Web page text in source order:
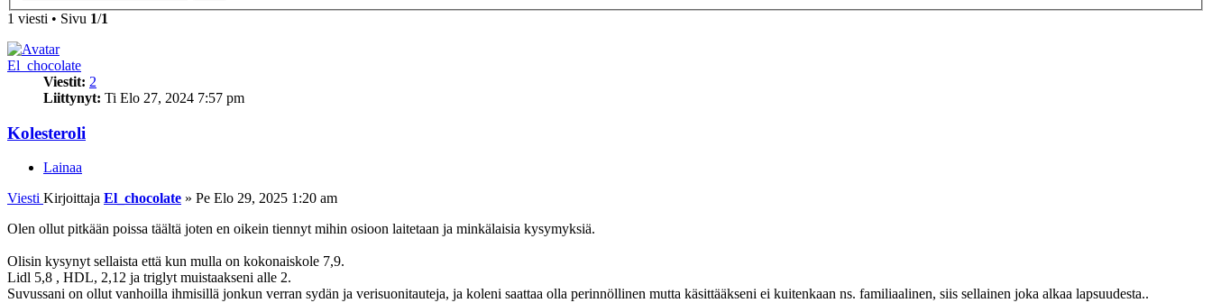
1 viesti • Sivu 1/1
El_chocolate
Viestit: 2
Liittynyt: Ti Elo 27, 2024 7:57 pm
Kolesteroli
Lainaa
Viesti Kirjoittaja El_chocolate » Pe Elo 29, 2025 1:20 am
Olen ollut pitkään poissa täältä joten en oikein tiennyt mihin osioon laitetaan ja minkälaisia kysymyksiä.
Olisin kysynyt sellaista että kun mulla on kokonaiskole 7,9.
Lidl 5,8 , HDL, 2,12 ja triglyt muistaakseni alle 2.
Suvussani on ollut vanhoilla ihmisillä jonkun verran sydän ja verisuonitauteja, ja koleni saattaa olla perinnöllinen mutta käsittääkseni ei kuitenkaan ns. familiaalinen, siis sellainen joka alkaa lapsuudesta..